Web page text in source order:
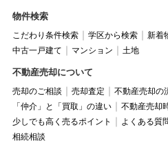
物件検索
こだわり条件検索 学区から検索 新着
中古一戸建て
マンション 土地
不動産売却について
売却のご相談 売却査定
不動産売却の
「仲介」と「買取」の違い
不動産売却
少しでも高く売るポイント
よくある質
相続相談